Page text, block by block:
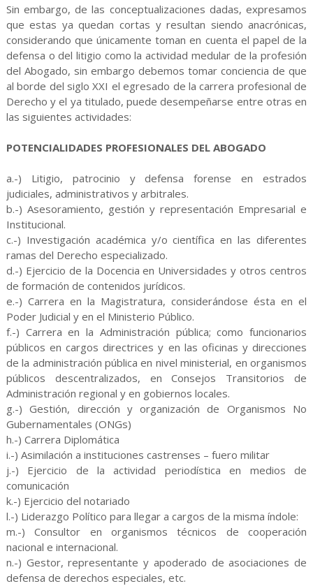
Sin embargo, de las conceptualizaciones dadas, expresamos
que estas ya quedan cortas y resultan siendo anacrónicas,
considerando que únicamente toman en cuenta el papel de la
defensa o del litigio como la actividad medular de la profesión
del Abogado, sin embargo debemos tomar conciencia de que
al borde del siglo XXI el egresado de la carrera profesional de
Derecho y el ya titulado, puede desempeñarse entre otras en
las siguientes actividades:
POTENCIALIDADES PROFESIONALES DEL ABOGADO
a.-) Litigio, patrocinio y defensa forense en estrados
judiciales, administrativos y arbitrales.
b.-) Asesoramiento, gestión y representación Empresarial e
Institucional.
c.-) Investigación académica y/o científica en las diferentes
ramas del Derecho especializado.
d.-) Ejercicio de la Docencia en Universidades y otros centros
de formación de contenidos jurídicos.
e.-) Carrera en la Magistratura, considerándose ésta en el
Poder Judicial y en el Ministerio Público.
f.-) Carrera en la Administración pública; como funcionarios
públicos en cargos directrices y en las oficinas y direcciones
de la administración pública en nivel ministerial, en organismos
públicos descentralizados, en Consejos Transitorios de
Administración regional y en gobiernos locales.
g.-) Gestión, dirección y organización de Organismos No
Gubernamentales (ONGs)
h.-) Carrera Diplomática
i.-) Asimilación a instituciones castrenses – fuero militar
j.-) Ejercicio de la actividad periodística en medios de
comunicación
k.-) Ejercicio del notariado
l.-) Liderazgo Político para llegar a cargos de la misma índole:
m.-) Consultor en organismos técnicos de cooperación
nacional e internacional.
n.-) Gestor, representante y apoderado de asociaciones de
defensa de derechos especiales, etc.